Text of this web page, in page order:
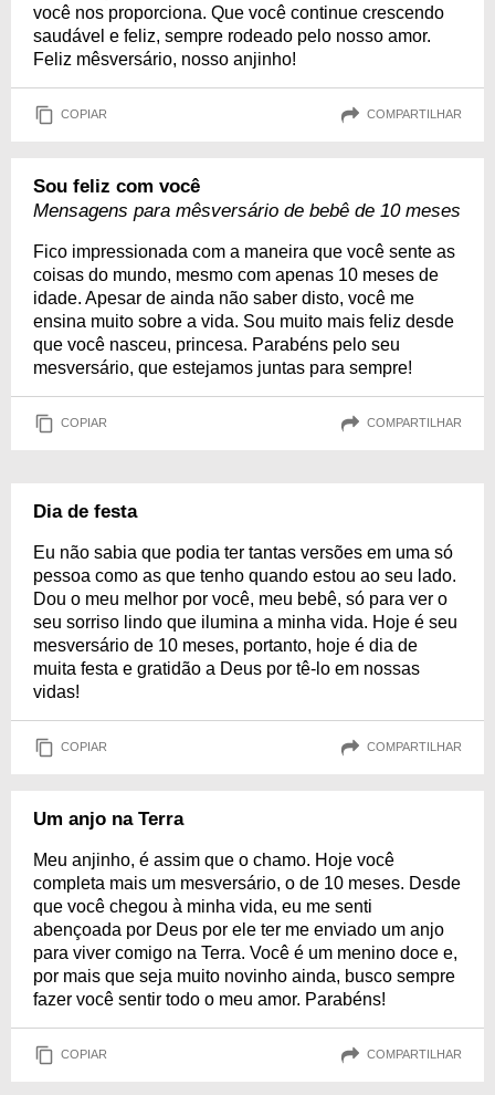
você nos proporciona. Que você continue crescendo
saudável e feliz, sempre rodeado pelo nosso amor.
Feliz mêsversário, nosso anjinho!
COPIAR COMPARTILHAR
Sou feliz com você
Mensagens para mêsversário de bebê de 10 meses
Fico impressionada com a maneira que você sente as
coisas do mundo, mesmo com apenas 10 meses de
idade. Apesar de ainda não saber disto, você me
ensina muito sobre a vida. Sou muito mais feliz desde
que você nasceu, princesa. Parabéns pelo seu
mesversário, que estejamos juntas para sempre!
COPIAR COMPARTILHAR
Dia de festa
Eu não sabia que podia ter tantas versões em uma só
pessoa como as que tenho quando estou ao seu lado.
Dou o meu melhor por você, meu bebê, só para ver o
seu sorriso lindo que ilumina a minha vida. Hoje é seu
mesversário de 10 meses, portanto, hoje é dia de
muita festa e gratidão a Deus por tê-lo em nossas
vidas!
COPIAR COMPARTILHAR
Um anjo na Terra
Meu anjinho, é assim que o chamo. Hoje você
completa mais um mesversário, o de 10 meses. Desde
que você chegou à minha vida, eu me senti
abençoada por Deus por ele ter me enviado um anjo
para viver comigo na Terra. Você é um menino doce e,
por mais que seja muito novinho ainda, busco sempre
fazer você sentir todo o meu amor. Parabéns!
COPIAR COMPARTILHAR